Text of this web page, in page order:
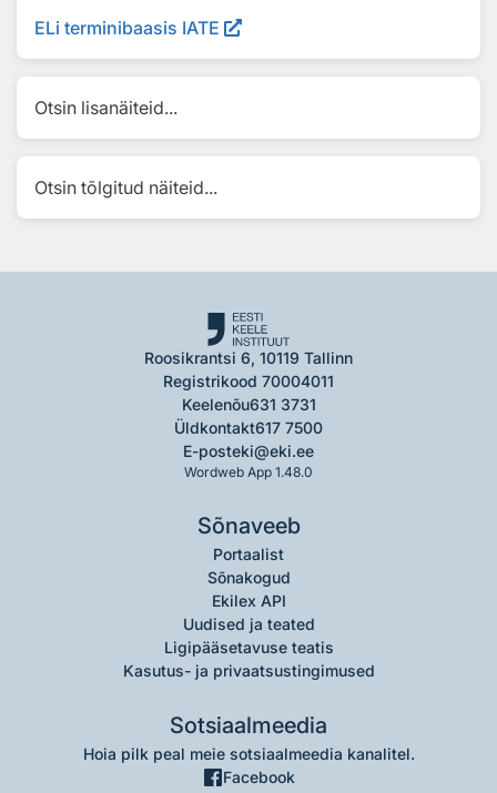
ELi terminibaasis IATE
Otsin lisanäiteid...
Otsin tõlgitud näiteid...
Roosikrantsi 6, 10119 Tallinn
Registrikood 70004011
Keelenõu631 3731
Üldkontakt617 7500
E-posteki@eki.ee
Wordweb App 1.48.0
Sõnaveeb
Portaalist
Sõnakogud
Ekilex API
Uudised ja teated
Ligipääsetavuse teatis
Kasutus- ja privaatsustingimused
Sotsiaalmeedia
Hoia pilk peal meie sotsiaalmeedia kanalitel.
Facebook